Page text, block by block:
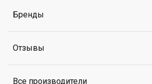
Бренды
Отзывы
Все производители